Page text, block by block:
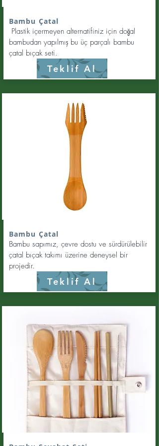
Bambu Çatal
Plastik içermeyen alternatifiniz için doğal
bambudan yapılmış bu üç parçalı bambu
çatal bıçak seti.
Teklif Al
Bambu Çatal
Bambu sapımız, çevre dostu ve sürdürülebilir
çatal bıçak takımı üzerine deneysel bir
projedir.
Teklif Al